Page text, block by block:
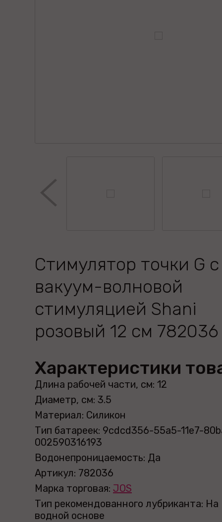
Стимулятор точки G с
вакуум-волновой
стимуляцией Shani
розовый 12 см 782036
Характеристики
Длина рабочей части, см: 12
Диаметр, см: 3.5
Материал: Силикон
Тип батареек: 9cdcd356-55a5-11e7-
002590316193
Водонепроницаемость: Да
Артикул: 782036
Марка торговая: JOS
Тип рекомендованного лубриканта: На
водной основе